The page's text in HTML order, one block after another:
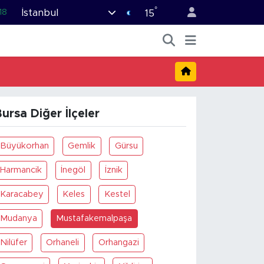
İstanbul 15°
Diğer İlçeler
Büyükorhan Gemlik Gürsu
Harmancik İnegöl İznik
Karacabey Keles Kestel
Mudanya Mustafakemalpaşa
Nilüfer Orhaneli Orhangazi